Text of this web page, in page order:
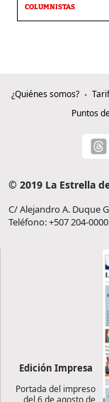
COLUMNISTAS
¿Quiénes somos?
Puntos
© 2019 La Estrella
C/ Alejandro A. Duque
Teléfono: +507 204-0000
Edición Impresa
Portada del impreso
del 6 de agosto de